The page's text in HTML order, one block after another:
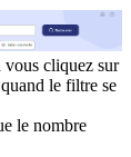
vous cliquez sur
le filtre se
le nombre